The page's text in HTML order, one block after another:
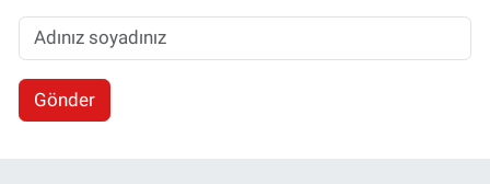
Gönder